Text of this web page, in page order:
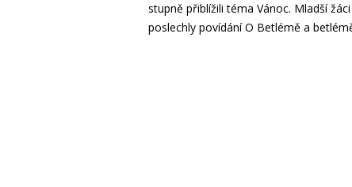
stupně přiblížili téma Vánoc. Mladší
poslechly povídání O Betlémě a